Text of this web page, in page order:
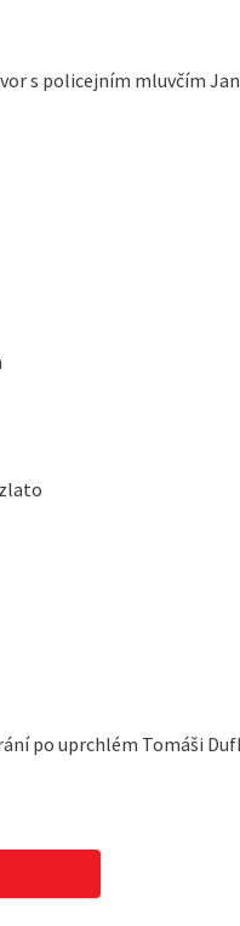
s policejním mluvčím
po uprchlém Tomáši